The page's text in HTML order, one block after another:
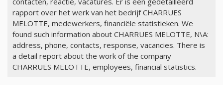
rapport over het werk van het bedrijf CHARRUES
MELOTTE, medewerkers, financiële statistieken. We
found such information about CHARRUES MELOTTE, N\A:
address, phone, contacts, response, vacancies. There is
a detail report about the work of the company
CHARRUES MELOTTE, employees, financial statistics.